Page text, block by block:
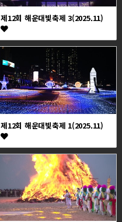
제12회 해운대빛축제 3(2025.11)
제12회 해운대빛축제 1(2025.11)